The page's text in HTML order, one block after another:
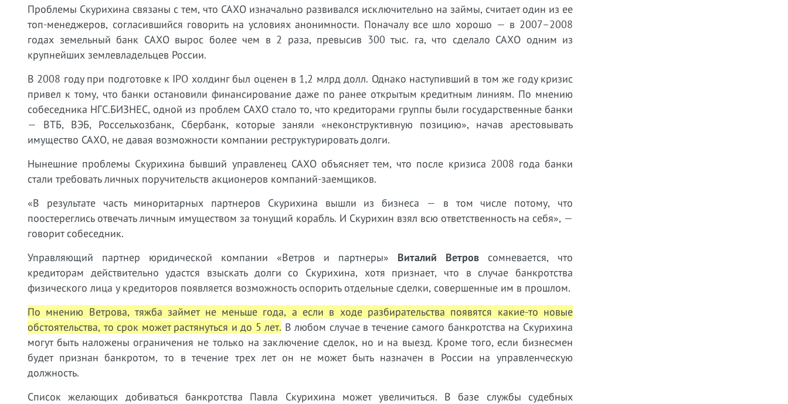
Проблемы Скурихина связаны с тем, что САХО изначально развивался исключительно на займы, считает один из ее
топ-менеджеров, согласившийся говорить на условиях анонимности. Поначалу все шло хорошо — в 2007–2008
годах земельный банк САХО вырос более чем в 2 раза, превысив 300 тыс. га, что сделало САХО одним из
крупнейших землевладельцев России.
В 2008 году при подготовке к IPO холдинг был оценен в 1,2 млрд долл. Однако наступивший в том же году кризис
привел к тому, что банки остановили финансирование даже по ранее открытым кредитным линиям. По мнению
собеседника НГС.БИЗНЕС, одной из проблем САХО стало то, что кредиторами группы были государственные банки
— ВТБ, ВЭБ, Россельхозбанк, Сбербанк, которые заняли «неконструктивную позицию», начав арестовывать
имущество САХО, не давая возможности компании реструктурировать долги.
Нынешние проблемы Скурихина бывший управленец САХО объясняет тем, что после кризиса 2008 года банки
стали требовать личных поручительств акционеров компаний-заемщиков.
«В результате часть миноритарных партнеров Скурихина вышли из бизнеса — в том числе потому, что
поостереглись отвечать личным имуществом за тонущий корабль. И Скурихин взял всю ответственность на себя», —
говорит собеседник.
Управляющий партнер юридической компании «Ветров и партнеры» Виталий Ветров сомневается, что
кредиторам действительно удастся взыскать долги со Скурихина, хотя признает, что в случае банкротства
физического лица у кредиторов появляется возможность оспорить отдельные сделки, совершенные им в прошлом.
По мнению Ветрова, тяжба займет не меньше года, а если в ходе разбирательства появятся какие-то новые
обстоятельства, то срок может растянуться и до 5 лет. В любом случае в течение самого банкротства на Скурихина
могут быть наложены ограничения не только на заключение сделок, но и на выезд. Кроме того, если бизнесмен
будет признан банкротом, то в течение трех лет он не может быть назначен в России на управленческую
должность.
Список желающих добиваться банкротства Павла Скурихина может увеличиться. В базе службы судебных